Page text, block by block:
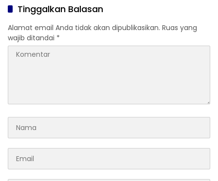
Tinggalkan Balasan
Alamat email Anda tidak akan dipublikasikan. Ruas yang
wajib ditandai *